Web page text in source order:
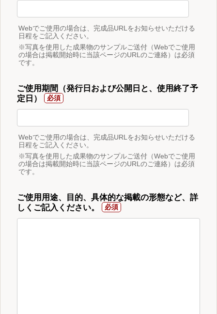
Webでご使用の場合は、完成品URLをお知らせいただける
日程をご記入ください。
※写真を使用した成果物のサンプルご送付（Webでご使用
の場合は掲載開始時に当該ページのURLのご連絡）は必須
です。
ご使用期間（発行日および公開日と、使用終了予
定日）
Webでご使用の場合は、完成品URLをお知らせいただける
日程をご記入ください。
※写真を使用した成果物のサンプルご送付（Webでご使用
の場合は掲載開始時に当該ページのURLのご連絡）は必須
です。
ご使用用途、目的、具体的な掲載の形態など、詳
しくご記入ください。